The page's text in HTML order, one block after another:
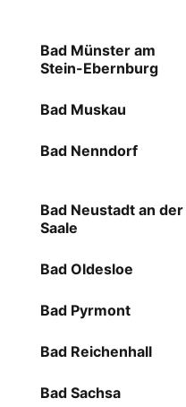
Bad Münster am
Stein-Ebernburg
Bad Muskau
Bad Nenndorf
Bad Neustadt an der
Saale
Bad Oldesloe
Bad Pyrmont
Bad Reichenhall
Bad Sachsa